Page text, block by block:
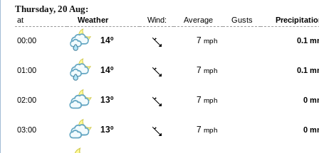
Thursday, 20 Aug:
at Weather Wind: Average Gusts
00:00 14º 7 mph 0.1
01:00 14º 7 mph 0.1
02:00 13º 7 mph 0
03:00 13º 7 mph 0